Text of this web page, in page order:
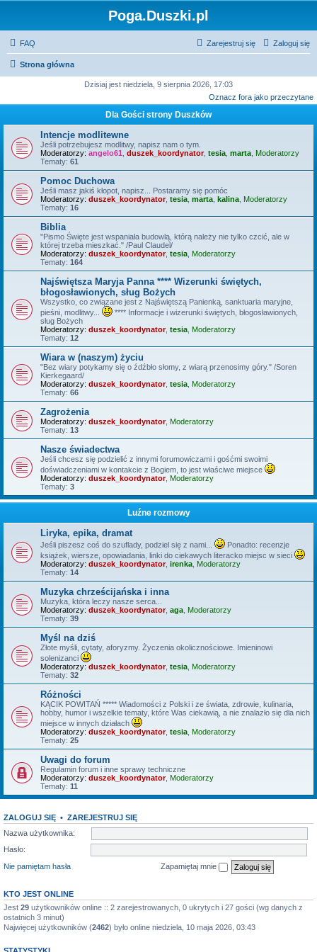
Poga.Duszki.pl
FAQ Zaloguj się
Zarejestruj się
Strona główna
Dzisiaj jest niedziela, 9 sierpnia 2026, 17:03
Oznacz fora jako przeczytane
Dla Gości strony Duszków
Intencje modlitewne
Jeśli potrzebujesz modlitwy, napisz nam o tym.
Moderatorzy: angelo61 duszek_koordynator, tesia marta Moderatorzy
Tematy: 61
Pomoc Duchowa
Jeśli masz jakiś kłopot, napisz... Postaramy się pomóc
Moderatorzy: duszek_koordynator, tesia marta kalina Moderatorzy
Tematy: 16
Biblia
"Pismo Święte jest wspaniała budowlą, którą należy nie tylko czcić, ale w
której trzeba mieszkać." /Paul Claudel/
Moderatorzy: duszek_koordynator, tesia Moderatorzy
Tematy: 164
Najświętsza Maryja Panna **** Wizerunki świętych,
błogosławionych, sług Bożych
Wszystko, co związane jest z Najświętszą Panienką, sanktuaria maryjne,
pieśni, modlitwy...
**** Informacje i wizerunki świętych, błogosławionych,
sług Bożych
Moderatorzy: duszek_koordynator, tesia Moderatorzy
Tematy: 12
Wiara w (naszym) życiu
"Bez wiary potykamy się o źdźbło słomy, z wiarą przenosimy góry." /Soren
Kierkegaard/
Moderatorzy: duszek_koordynator, tesia Moderatorzy
Tematy: 66
Zagrożenia
Moderatorzy: duszek_koordynator, Moderatorzy
Tematy: 13
Nasze świadectwa
Jeśli chcesz się podzielić z innymi forumowiczami i gośćmi swoimi
doświadczeniami w kontakcie z Bogiem, to jest właściwe miejsce
Moderatorzy: duszek_koordynator, Moderatorzy
Tematy: 3
Luźne rozmowy
Liryka, epika, dramat
Jeśli piszesz coś do szuflady, podziel się z nami...
Ponadto: recenzje
książek, wiersze, opowiadania, linki do ciekawych literacko miejsc w sieci
Moderatorzy: duszek_koordynator, irenka Moderatorzy
Tematy: 14
Muzyka chrześcijańska i inna
Muzyka, która leczy nasze serca...
Moderatorzy: duszek_koordynator, aga Moderatorzy
Tematy: 39
Myśl na dziś
Złote myśli, cytaty, aforyzmy. Życzenia okolicznościowe. Imieninowi
solenizanci
Moderatorzy: duszek_koordynator, tesia Moderatorzy
Tematy: 32
Różności
KĄCIK POWITAŃ ***** Wiadomości z Polski i ze świata, zdrowie, kulinaria,
hobby, humor i wszelkie tematy, które Was ciekawią, a nie znalazło się dla nich
miejsce w innych działach
Moderatorzy: duszek_koordynator, tesia Moderatorzy
Tematy: 25
Uwagi do forum
Regulamin forum i inne sprawy techniczne
Moderatorzy: duszek_koordynator, Moderatorzy
Tematy: 11
ZALOGUJ SIĘ • ZAREJESTRUJ SIĘ
Nazwa użytkownika:
Hasło:
Nie pamiętam hasła
Zapamiętaj mnie
KTO JEST ONLINE
Jest 29 użytkowników online :: 2 zarejestrowanych, 0 ukrytych i 27 gości (wg danych z
ostatnich 3 minut)
Najwięcej użytkowników (2462) było online niedziela, 10 maja 2026, 03:43
STATYSTYKI